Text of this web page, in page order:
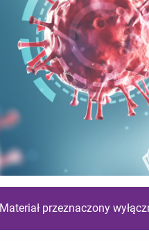
Materiał przeznaczony